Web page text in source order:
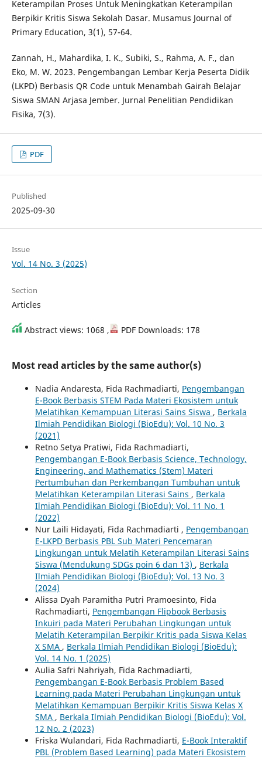
Keterampilan Proses Untuk Meningkatkan Keterampilan
Berpikir Kritis Siswa Sekolah Dasar. Musamus Journal of
Primary Education, 3(1), 57-64.
Zannah, H., Mahardika, I. K., Subiki, S., Rahma, A. F., dan
Eko, M. W. 2023. Pengembangan Lembar Kerja Peserta Didik
(LKPD) Berbasis QR Code untuk Menambah Gairah Belajar
Siswa SMAN Arjasa Jember. Jurnal Penelitian Pendidikan
Fisika, 7(3).
PDF
Published
2025-09-30
Issue
Vol. 14 No. 3 (2025)
Section
Articles
Abstract views: 1068 , PDF Downloads: 178
Most read articles by the same author(s)
Nadia Andaresta, Fida Rachmadiarti, Pengembangan
E-Book Berbasis STEM Pada Materi Ekosistem untuk
Melatihkan Kemampuan Literasi Sains Siswa , Berkala
Ilmiah Pendidikan Biologi (BioEdu): Vol. 10 No. 3
(2021)
Retno Setya Pratiwi, Fida Rachmadiarti,
Pengembangan E-Book Berbasis Science, Technology,
Engineering, and Mathematics (Stem) Materi
Pertumbuhan dan Perkembangan Tumbuhan untuk
Melatihkan Keterampilan Literasi Sains , Berkala
Ilmiah Pendidikan Biologi (BioEdu): Vol. 11 No. 1
(2022)
Nur Laili Hidayati, Fida Rachmadiarti , Pengembangan
E-LKPD Berbasis PBL Sub Materi Pencemaran
Lingkungan untuk Melatih Keterampilan Literasi Sains
Siswa (Mendukung SDGs poin 6 dan 13) , Berkala
Ilmiah Pendidikan Biologi (BioEdu): Vol. 13 No. 3
(2024)
Alissa Dyah Paramitha Putri Pramoesinto, Fida
Rachmadiarti, Pengembangan Flipbook Berbasis
Inkuiri pada Materi Perubahan Lingkungan untuk
Melatih Keterampilan Berpikir Kritis pada Siswa Kelas
X SMA , Berkala Ilmiah Pendidikan Biologi (BioEdu):
Vol. 14 No. 1 (2025)
Aulia Safri Nahriyah, Fida Rachmadiarti,
Pengembangan E-Book Berbasis Problem Based
Learning pada Materi Perubahan Lingkungan untuk
Melatihkan Kemampuan Berpikir Kritis Siswa Kelas X
SMA , Berkala Ilmiah Pendidikan Biologi (BioEdu): Vol.
12 No. 2 (2023)
Friska Wulandari, Fida Rachmadiarti, E-Book Interaktif
PBL (Problem Based Learning) pada Materi Ekosistem